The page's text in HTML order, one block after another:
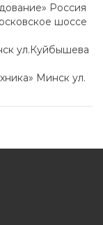
Россия
шоссе
ул.Куйбышева
Минск ул.